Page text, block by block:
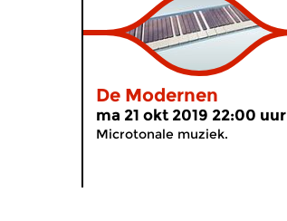
De Modernen
ma 21 okt 2019 22:00 uur
Microtonale muziek.